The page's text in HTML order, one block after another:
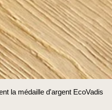
la médaille d'argent EcoVadis